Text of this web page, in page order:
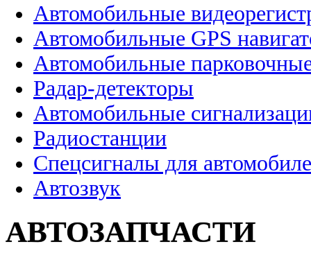
Автомобильные
Автомобильные GPS
Автомобильные
Радар-детекторы
Автомобильные
Радиостанции
Спецсигналы для
Автозвук
АВТОЗАПЧАСТИ